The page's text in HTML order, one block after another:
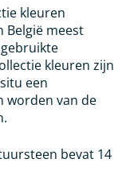
kleuren
België meest
kleuren zijn
een
worden van de
bevat 14